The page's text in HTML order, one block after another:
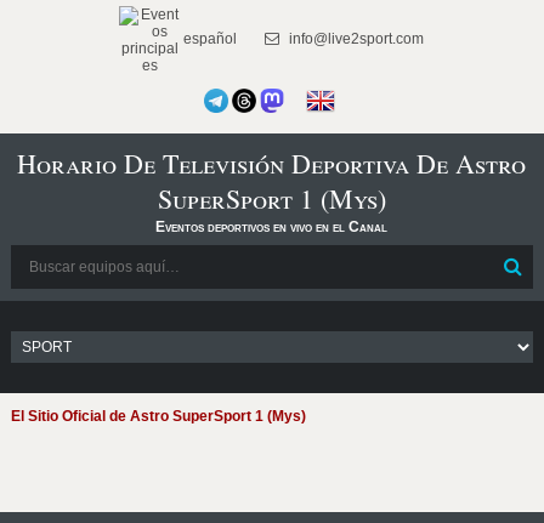
español info@live2sport.com
Horario De Televisión Deportiva De Astro
SuperSport 1 (Mys)
Eventos deportivos en vivo en el Canal
El Sitio Oficial de Astro SuperSport 1 (Mys)